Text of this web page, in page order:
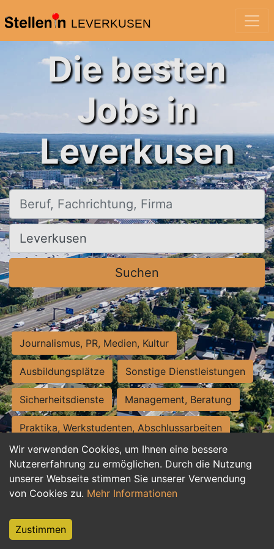
LEVERKUSEN
Wir verwenden Cookies, um Ihnen eine bessere
Nutzererfahrung zu ermöglichen. Durch die Nutzung
unserer Webseite stimmen Sie unserer Verwendung
von Cookies zu. Mehr Informationen
Zustimmen
Die besten
Jobs in
Leverkusen
Beruf, Fachrichtung, Firma
Ort, Stadt
Suchen
Journalismus, PR, Medien, Kultur
Ausbildungsplätze Sonstige Dienstleistungen
Sicherheitsdienste Management, Beratung
Praktika, Werkstudenten, Abschlussarbeiten
Personalwesen Assistenz, Sekretariat
Hilfskräfte, Aushilfs- und Nebenjobs
Weiterbildung, Studium, duale Ausbildung